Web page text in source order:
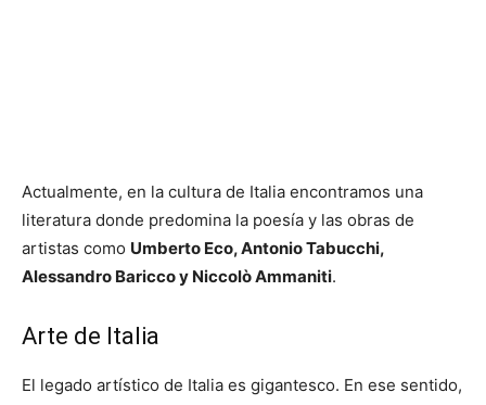
Actualmente, en la cultura de Italia encontramos una
literatura donde predomina la poesía y las obras de
artistas como Umberto Eco, Antonio Tabucchi,
Alessandro Baricco y Niccolò Ammaniti.
Arte de Italia
El legado artístico de Italia es gigantesco. En ese sentido,